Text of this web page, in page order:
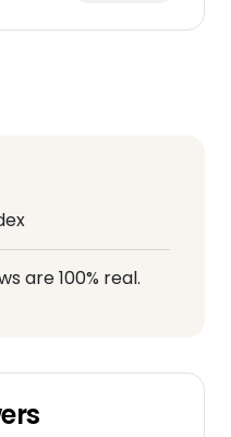
are 100% real.